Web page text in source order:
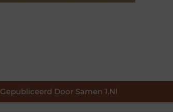
Gepubliceerd Door Samen 1.nl